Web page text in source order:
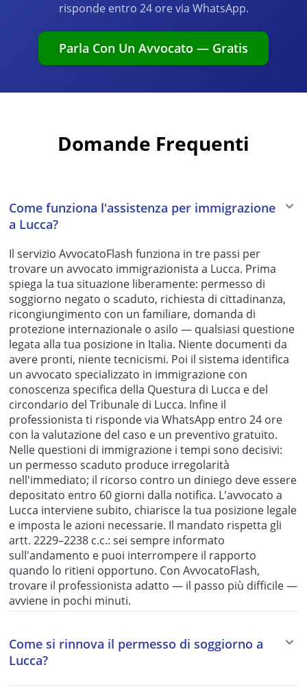
risponde entro 24 ore via WhatsApp.
Parla Con Un Avvocato — Gratis
Domande Frequenti
Come funziona l'assistenza per immigrazione
a Lucca?
Il servizio AvvocatoFlash funziona in tre passi per
trovare un avvocato immigrazionista a Lucca. Prima
spiega la tua situazione liberamente: permesso di
soggiorno negato o scaduto, richiesta di cittadinanza,
ricongiungimento con un familiare, domanda di
protezione internazionale o asilo — qualsiasi questione
legata alla tua posizione in Italia. Niente documenti da
avere pronti, niente tecnicismi. Poi il sistema identifica
un avvocato specializzato in immigrazione con
conoscenza specifica della Questura di Lucca e del
circondario del Tribunale di Lucca. Infine il
professionista ti risponde via WhatsApp entro 24 ore
con la valutazione del caso e un preventivo gratuito.
Nelle questioni di immigrazione i tempi sono decisivi:
un permesso scaduto produce irregolarità
nell'immediato; il ricorso contro un diniego deve essere
depositato entro 60 giorni dalla notifica. L'avvocato a
Lucca interviene subito, chiarisce la tua posizione legale
e imposta le azioni necessarie. Il mandato rispetta gli
artt. 2229–2238 c.c.: sei sempre informato
sull'andamento e puoi interrompere il rapporto
quando lo ritieni opportuno. Con AvvocatoFlash,
trovare il professionista adatto — il passo più difficile —
avviene in pochi minuti.
Come si rinnova il permesso di soggiorno a
Lucca?